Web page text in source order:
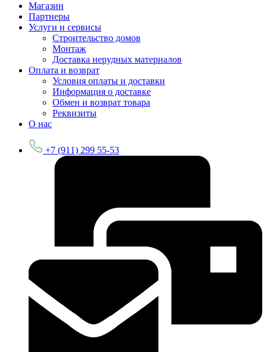
Магазин
Партнеры
Услуги и сервисы
Строительство домов
Монтаж
Доставка нерудных материалов
Оплата и возврат
Условия оплаты и доставки
Информация о доставке
Обмен и возврат товара
Реквизиты
О нас
+7 (911) 299 55-53